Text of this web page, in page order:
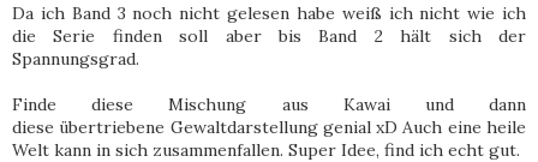
Da ich Band 3 noch nicht gelesen habe weiß ich nicht wie ich
die Serie finden soll aber bis Band 2 hält sich der
Spannungsgrad.
Finde diese Mischung aus Kawai und dann
diese übertriebene Gewaltdarstellung genial xD Auch eine heile
Welt kann in sich zusammenfallen. Super Idee, find ich echt gut.